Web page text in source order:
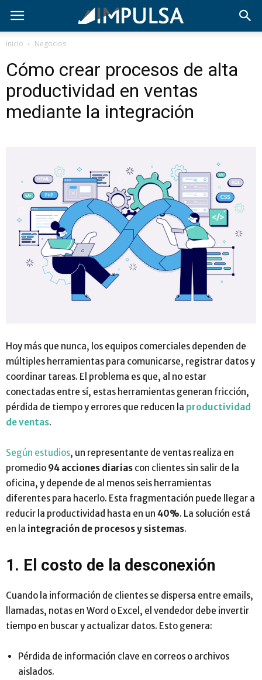
Inicio Negocios
Cómo crear procesos de alta
productividad en ventas
mediante la integración
Hoy más que nunca, los equipos comerciales dependen de
múltiples herramientas para comunicarse, registrar datos y
coordinar tareas. El problema es que, al no estar
conectadas entre sí, estas herramientas generan fricción,
pérdida de tiempo y errores que reducen la productividad
de ventas.
Según estudios, un representante de ventas realiza en
promedio 94 acciones diarias con clientes sin salir de la
oficina, y depende de al menos seis herramientas
diferentes para hacerlo. Esta fragmentación puede llegar a
reducir la productividad hasta en un 40%. La solución está
en la integración de procesos y sistemas.
1. El costo de la desconexión
Cuando la información de clientes se dispersa entre emails,
llamadas, notas en Word o Excel, el vendedor debe invertir
tiempo en buscar y actualizar datos. Esto genera:
Pérdida de información clave en correos o archivos
aislados.